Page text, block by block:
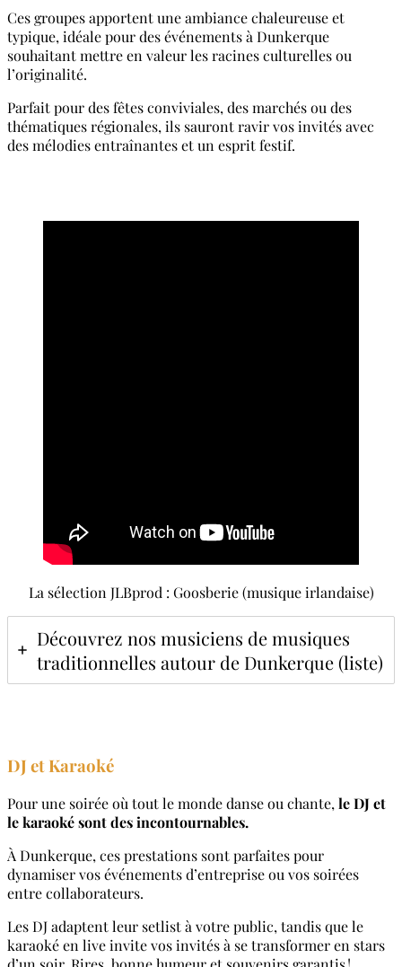
Ces groupes apportent une ambiance chaleureuse et
typique, idéale pour des événements à Dunkerque
souhaitant mettre en valeur les racines culturelles ou
l’originalité.
Parfait pour des fêtes conviviales, des marchés ou des
thématiques régionales, ils sauront ravir vos invités avec
des mélodies entraînantes et un esprit festif.
La sélection JLBprod : Goosberie (musique irlandaise)
Découvrez nos musiciens de musiques
traditionnelles autour de Dunkerque (liste)
DJ et Karaoké
Pour une soirée où tout le monde danse ou chante, le DJ et
le karaoké sont des incontournables.
À Dunkerque, ces prestations sont parfaites pour
dynamiser vos événements d’entreprise ou vos soirées
entre collaborateurs.
Les DJ adaptent leur setlist à votre public, tandis que le
karaoké en live invite vos invités à se transformer en stars